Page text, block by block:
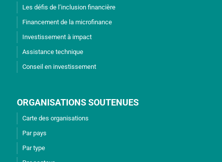
Les défis de l’inclusion financière
Financement de la microfinance
Investissement à impact
Assistance technique
Conseil en investissement
ORGANISATIONS SOUTENUES
Carte des organisations
Par pays
Par type